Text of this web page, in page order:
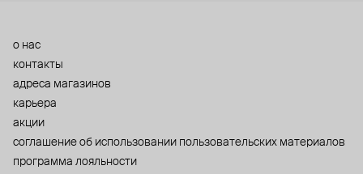
о нас
контакты
адреса магазинов
карьера
акции
cоглашение об использовании пользовательских материалов
программа лояльности